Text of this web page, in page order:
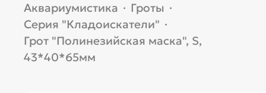
Аквариумистика · Гроты ·
Серия "Кладоискатели" ·
Грот "Полинезийская маска", S,
43*40*65мм